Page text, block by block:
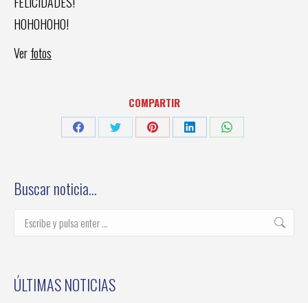
HOHOHOHO!
Verfotos
COMPARTIR
Share
Share
Share
Share
Share
Buscar noticia…
Buscar:
ÚLTIMAS NOTICIAS